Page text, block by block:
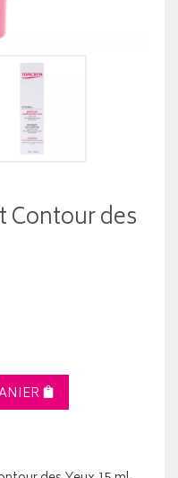
Contour des